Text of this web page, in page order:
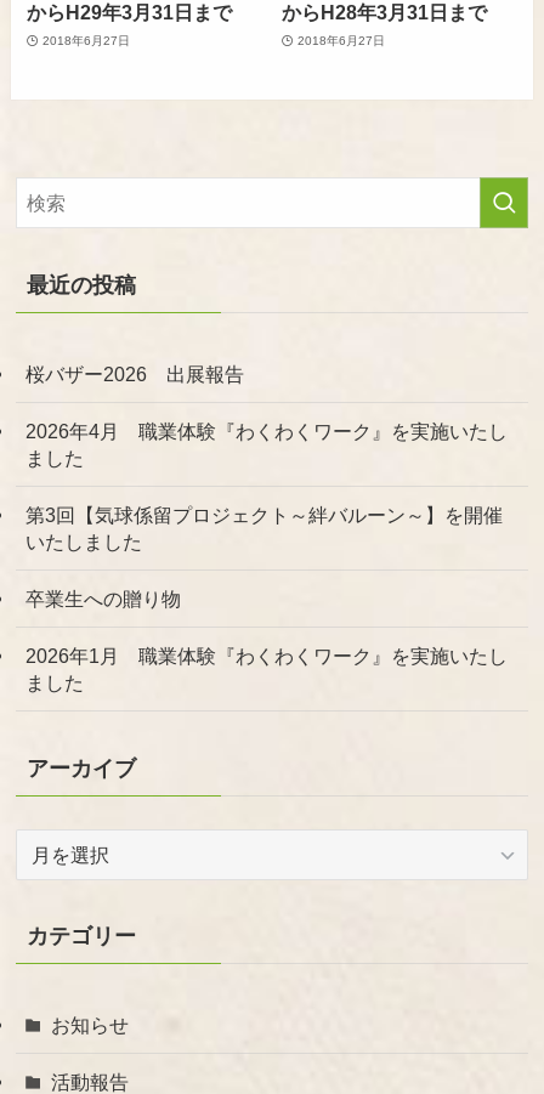
からH29年3月31日まで
2018年6月27日
からH28年3月31日まで
2018年6月27日
最近の投稿
桜バザー2026 出展報告
2026年4月 職業体験『わくわくワーク』を実施いたし
ました
第3回【気球係留プロジェクト～絆バルーン～】を開催
いたしました
卒業生への贈り物
2026年1月 職業体験『わくわくワーク』を実施いたし
ました
アーカイブ
イ
ブ
カテゴリー
お知らせ
活動報告